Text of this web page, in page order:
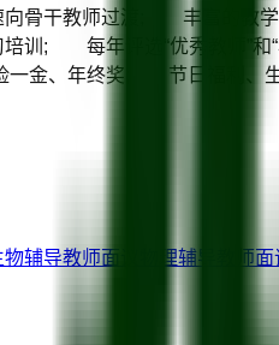
向骨干教师过渡; 丰富的教
习培训; 每年评选“优秀教
一金、年终奖; 节日福利
物辅导教师面议 物理辅导教师面